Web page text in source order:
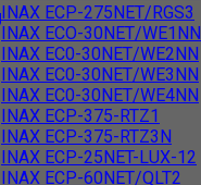
INAX ECP-275NET/RGS3
INAX ECO-30NET/WE1NN
INAX EC0-30NET/WE2NN
INAX EC0-30NET/WE3NN
INAX EC0-30NET/WE4NN
INAX ECP-375-RTZ1
INAX ECP-375-RTZ3N
INAX ECP-25NET-LUX-12
INAX ECP-60NET/QLT2